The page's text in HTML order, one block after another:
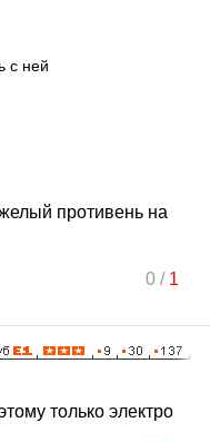
с ней
противень на
0/ 1
только электро